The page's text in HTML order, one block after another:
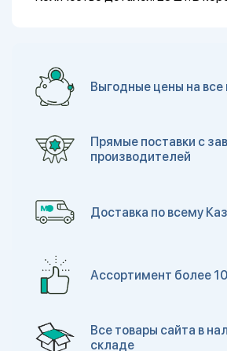
Выгодные цены на все
Прямые поставки с
производителей
Доставка по всему
Ассортимент более
Все товары сайта в
складе